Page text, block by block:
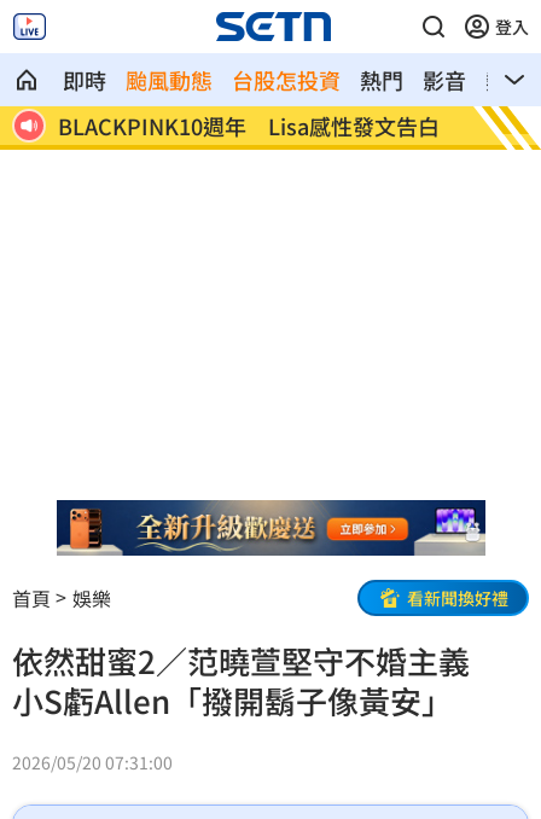
登入
即時 颱風動態 台股怎投資 熱門 影音
熱搜
BLACKPINK10週年 Lisa感性發文告白
明年
GDP3
首頁 娛樂 看新聞換好禮
依然甜蜜2／范曉萱堅守不婚主義
小S虧Allen「撥開鬍子像黃安」
2026/05/20 07:31:00